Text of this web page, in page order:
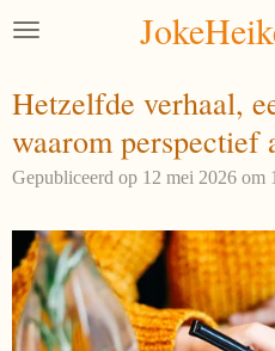
Ga
de
hoofdinhoud
Hetzelfde verhaal,
waarom perspectief
Gepubliceerd op 12 mei 2026 om